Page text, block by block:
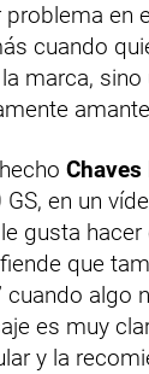
problema en
cuando
marca,
Chaves
en un
gusta
que
cuando algo
es muy
y la